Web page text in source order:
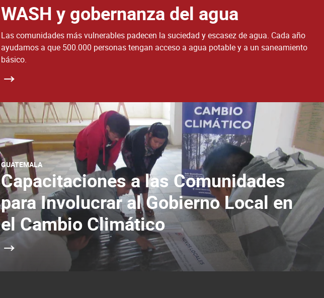
WASH y gobernanza del agua
Las comunidades más vulnerables padecen la suciedad y escasez de agua. Cada año
ayudamos a que 500.000 personas tengan acceso a agua potable y a un saneamiento
básico.
GUATEMALA
Capacitaciones a las Comunidades
para Involucrar al Gobierno Local en
el Cambio Climático